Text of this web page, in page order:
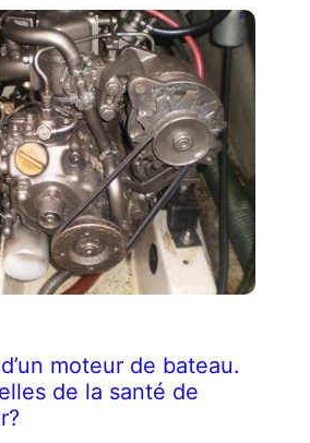
moteur de bateau.
de la santé de